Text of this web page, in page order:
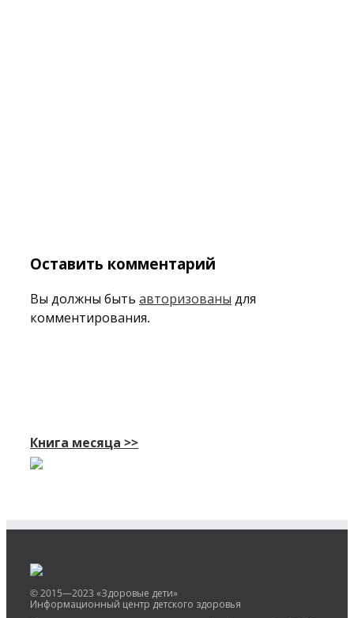
Оставить комментарий
Вы должны быть авторизованы для
комментирования.
Книга месяца >>
© 2015—2023 «Здоровые дети»
Информационный центр детского здоровья